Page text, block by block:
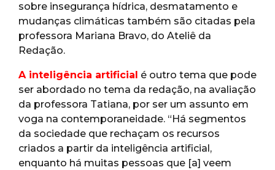
sobre insegurança hídrica, desmatamento e
mudanças climáticas também são citadas pela
professora Mariana Bravo, do Ateliê da
Redação.
A inteligência artificial é outro tema que pode
ser abordado no tema da redação, na avaliação
da professora Tatiana, por ser um assunto em
voga na contemporaneidade. “Há segmentos
da sociedade que rechaçam os recursos
criados a partir da inteligência artificial,
enquanto há muitas pessoas que [a] veem